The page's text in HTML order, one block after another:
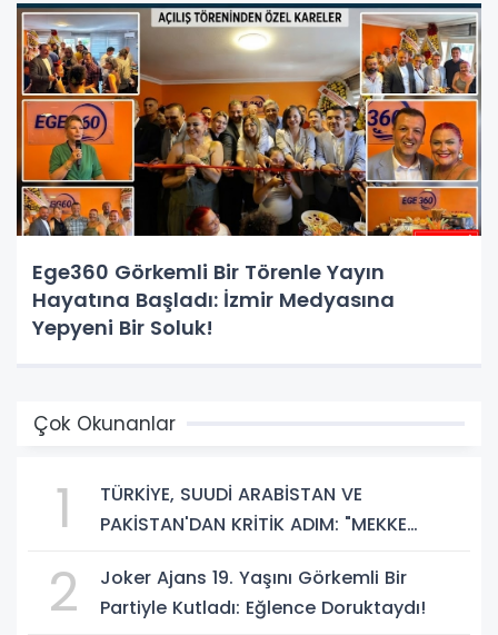
Ege360 Görkemli Bir Törenle Yayın
Hayatına Başladı: İzmir Medyasına
Yepyeni Bir Soluk!
Çok Okunanlar
1
TÜRKİYE, SUUDİ ARABİSTAN VE
PAKİSTAN'DAN KRİTİK ADIM: "MEKKE
2
Joker Ajans 19. Yaşını Görkemli Bir
Partiyle Kutladı: Eğlence Doruktaydı!